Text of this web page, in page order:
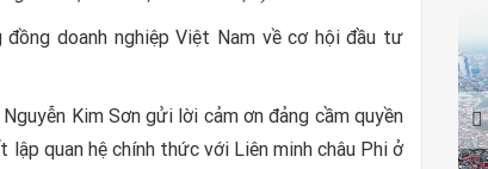
doanh nghiệp Việt Nam về cơ hội đầu tư
Kim Sơn gửi lời cảm ơn đảng cầm quyền
quan hệ chính thức với Liên minh châu Phi ở